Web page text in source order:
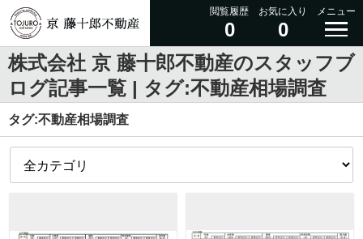
閲覧履歴
0
お気に入り
0
メニュー
株式会社 京 藤十郎不動産のスタッフブ
ログ記事一覧 | タグ:不動産相場調査
タグ:不動産相場調査